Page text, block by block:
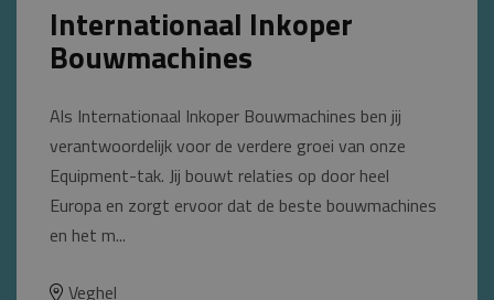
Internationaal Inkoper
Bouwmachines
Als Internationaal Inkoper Bouwmachines ben jij
verantwoordelijk voor de verdere groei van onze
Equipment-tak. Jij bouwt relaties op door heel
Europa en zorgt ervoor dat de beste bouwmachines
en het m...
Veghel